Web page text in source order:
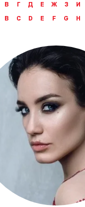
В Г Д Е Ж З И
B
C D E F G H